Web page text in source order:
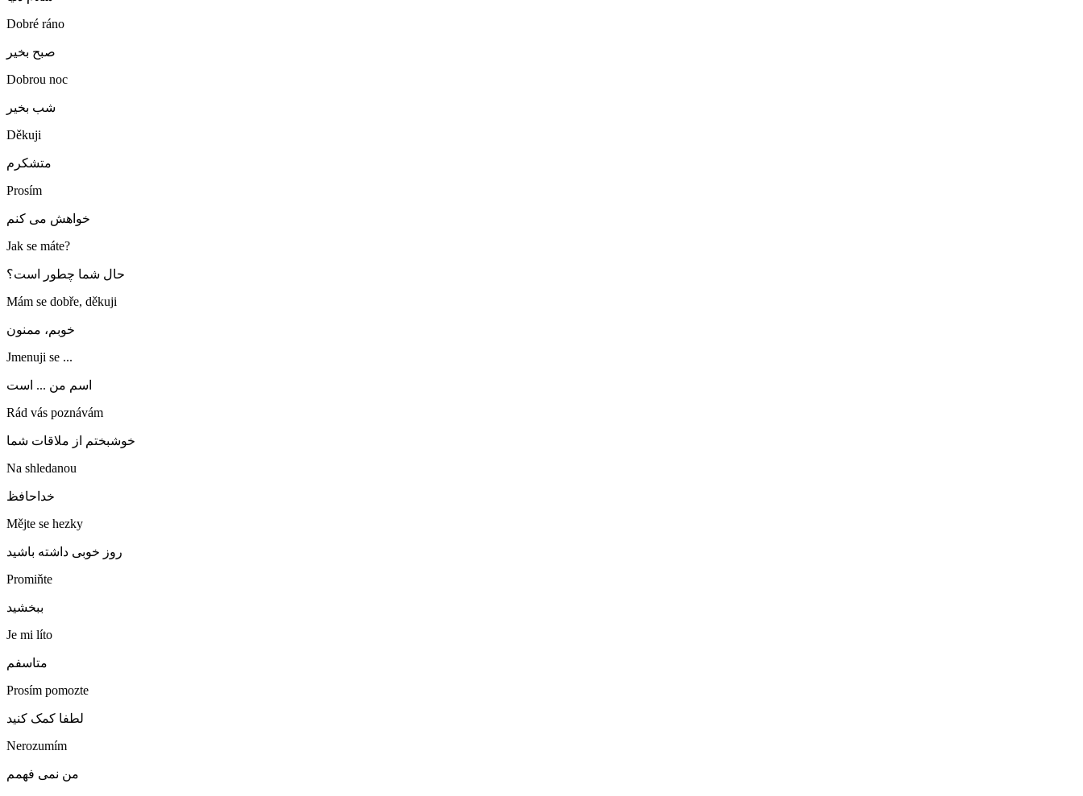
Dobré ráno
صبح بخیر
Dobrou noc
شب بخیر
Děkuji
متشکرم
Prosím
خواهش می کنم
Jak se máte?
حال شما چطور است؟
Mám se dobře, děkuji
خوبم، ممنون
Jmenuji se ...
اسم من ... است
Rád vás poznávám
خوشبختم از ملاقات شما
Na shledanou
خداحافظ
Mějte se hezky
روز خوبی داشته باشید
Promiňte
ببخشید
Je mi líto
متاسفم
Prosím pomozte
لطفا کمک کنید
Nerozumím
من نمی فهمم